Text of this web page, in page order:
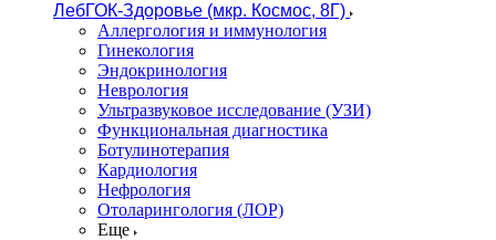
ЛебГОК-Здоровье (мкр. Космос, 8Г)
Аллергология и иммунология
Гинекология
Эндокринология
Неврология
Ультразвуковое исследование (УЗИ)
Функциональная диагностика
Ботулинотерапия
Кардиология
Нефрология
Отоларингология (ЛОР)
Еще